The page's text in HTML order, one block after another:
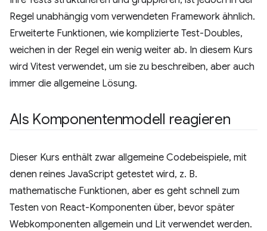
Regel unabhängig vom verwendeten Framework ähnlich.
Erweiterte Funktionen, wie komplizierte Test-Doubles,
weichen in der Regel ein wenig weiter ab. In diesem Kurs
wird Vitest verwendet, um sie zu beschreiben, aber auch
immer die allgemeine Lösung.
Als Komponentenmodell reagieren
Dieser Kurs enthält zwar allgemeine Codebeispiele, mit
denen reines JavaScript getestet wird, z. B.
mathematische Funktionen, aber es geht schnell zum
Testen von React-Komponenten über, bevor später
Webkomponenten allgemein und Lit verwendet werden.